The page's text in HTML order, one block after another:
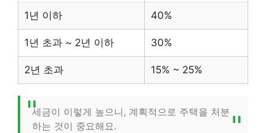
1년 이하 40%
1년 초과 ~ 2년 이하 30%
2년 초과 15% ~ 25%
세금이 이렇게 높으니, 계획적으로 주택을 처분
하는 것이 중요해요.